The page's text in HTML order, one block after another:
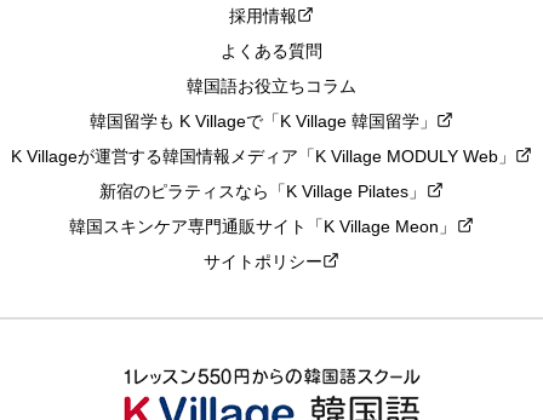
採用情報
よくある質問
韓国語お役立ちコラム
韓国留学も K Villageで「K Village 韓国留学」
K Villageが運営する韓国情報メディア「K Village MODULY Web」
新宿のピラティスなら「K Village Pilates」
韓国スキンケア専門通販サイト「K Village Meon」
サイトポリシー